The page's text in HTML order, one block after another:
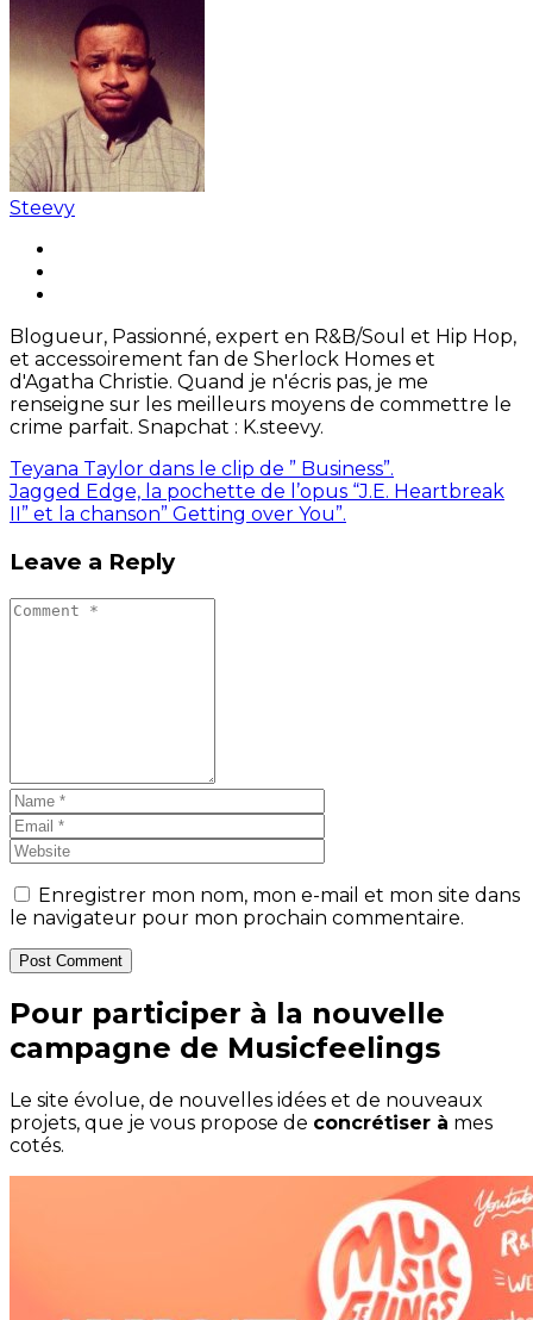
Steevy
Blogueur, Passionné, expert en R&B/Soul et Hip Hop,
et accessoirement fan de Sherlock Homes et
d'Agatha Christie. Quand je n'écris pas, je me
renseigne sur les meilleurs moyens de commettre le
crime parfait. Snapchat : K.steevy.
Teyana Taylor dans le clip de ” Business”.
Jagged Edge, la pochette de l’opus “J.E. Heartbreak
II” et la chanson” Getting over You”.
Leave a Reply
Enregistrer mon nom, mon e-mail et mon site dans
le navigateur pour mon prochain commentaire.
Post Comment
Pour participer à la nouvelle
campagne de Musicfeelings
Le site évolue, de nouvelles idées et de nouveaux
projets, que je vous propose de concrétiser à mes
cotés.